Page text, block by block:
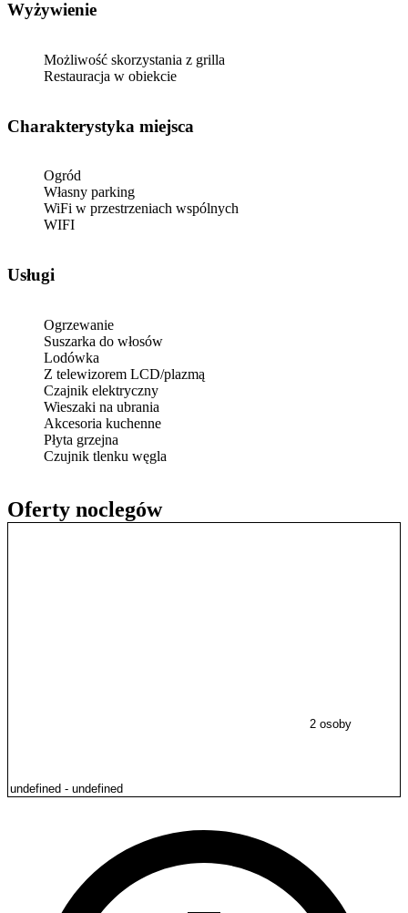
Oferty noclegów
2 osoby
Wyżywienie
Możliwość skorzystania z grilla
Restauracja w obiekcie
Charakterystyka miejsca
Ogród
Własny parking
WiFi w przestrzeniach wspólnych
WIFI
Usługi
Ogrzewanie
Suszarka do włosów
Lodówka
Z telewizorem LCD/plazmą
Czajnik elektryczny
Wieszaki na ubrania
Akcesoria kuchenne
Płyta grzejna
Czujnik tlenku węgla